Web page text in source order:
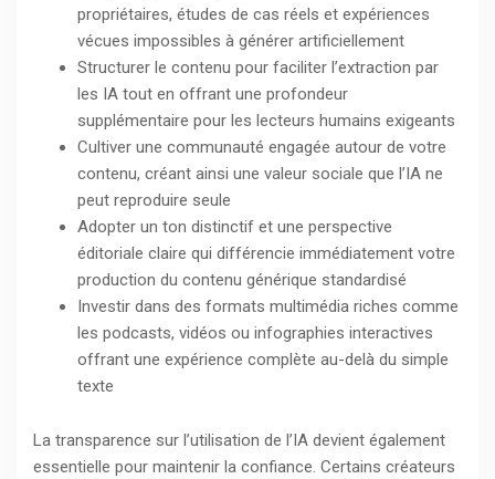
propriétaires, études de cas réels et expériences
vécues impossibles à générer artificiellement
Structurer le contenu pour faciliter l’extraction par
les IA tout en offrant une profondeur
supplémentaire pour les lecteurs humains exigeants
Cultiver une communauté engagée autour de votre
contenu, créant ainsi une valeur sociale que l’IA ne
peut reproduire seule
Adopter un ton distinctif et une perspective
éditoriale claire qui différencie immédiatement votre
production du contenu générique standardisé
Investir dans des formats multimédia riches comme
les podcasts, vidéos ou infographies interactives
offrant une expérience complète au-delà du simple
texte
La transparence sur l’utilisation de l’IA devient également
essentielle pour maintenir la confiance. Certains créateurs